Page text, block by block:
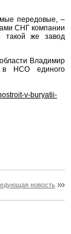
передовые, –
СНГ компании
такой же завод
Владимир
в НСО единого
v-buryatii-
новость